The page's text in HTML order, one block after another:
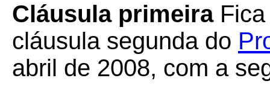
Cláusula primeiraFica
cláusula segunda do
abril de 2008, com a